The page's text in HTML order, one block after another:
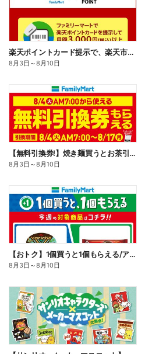
楽天ポイントカード提示で、楽天市場でのお買い物がおトクに!
8月3日 ～8月10日
【無料引換券!】焼き麺買うとお茶引換券貰える!
8月3日 ～8月10日
【おトク】1個買うと1個もらえる/アイス
8月3日 ～8月10日